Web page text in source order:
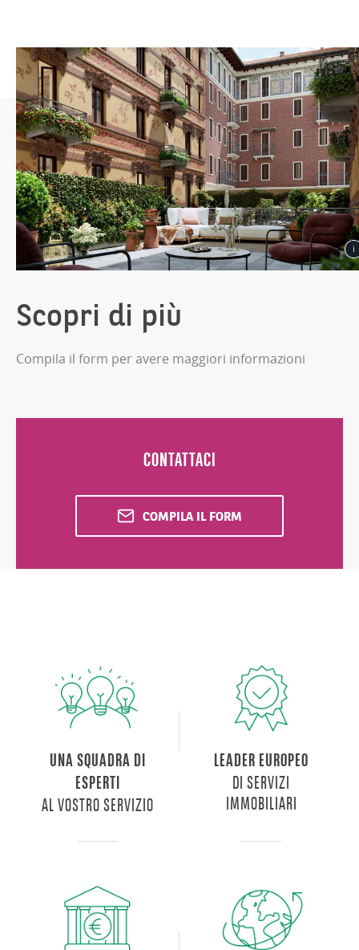
Scopri di più
Compila il form per avere maggiori informazioni
CONTATTACI
COMPILA IL FORM
UNA SQUADRA DI
ESPERTI
AL VOSTRO SERVIZIO
LEADER EUROPEO
DI SERVIZI
IMMOBILIARI